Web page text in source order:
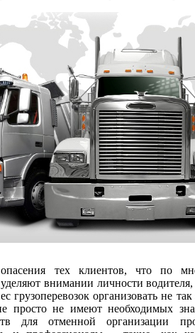
тех клиентов, что по
уделяют внимании личности
грузоперевозок организовать не
просто не имеют необходимых
для отменной организации